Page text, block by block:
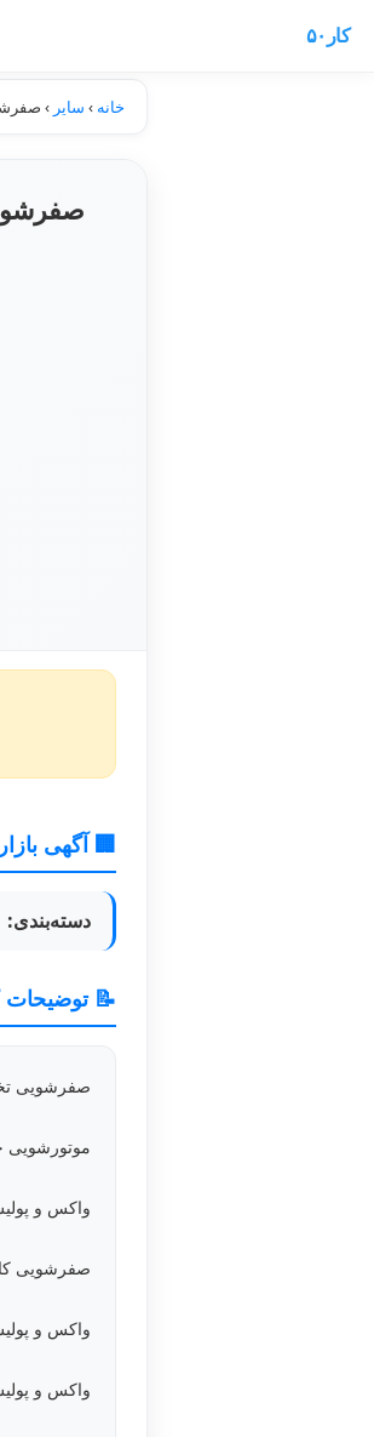
کار۵۰
خانه › سایر ›
🏢 آگهی
دسته‌بندی:
📝
صفرشویی
واکس و
صفرشویی کامل
واکس و پولیش تک
واکس و پولیش